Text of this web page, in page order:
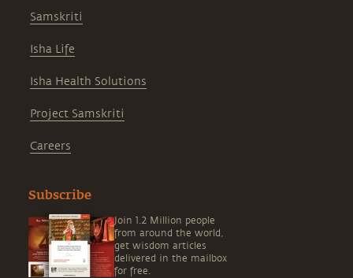
Samskriti
Isha Life
Isha Health Solutions
Project Samskriti
Careers
Subscribe
Join 1.2 Million people
from around the world,
get wisdom articles
delivered in the mailbox
for free.